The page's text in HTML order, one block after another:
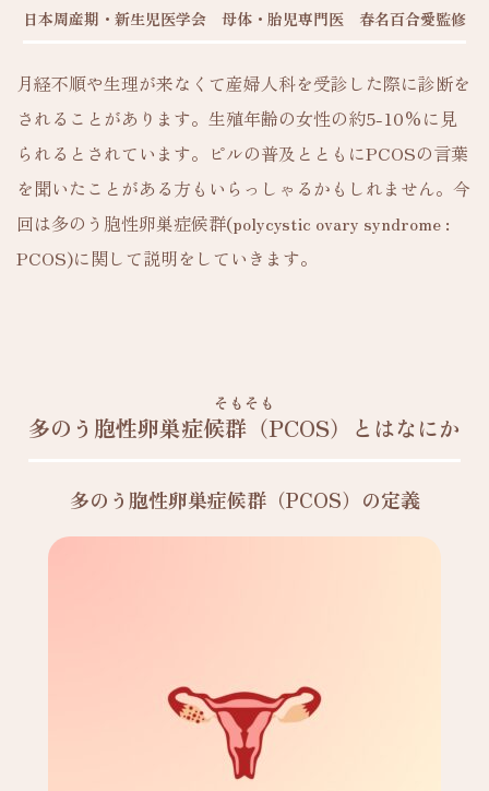
日本周産期・新生児医学会 母体・胎児専門医 春名百合愛監修
月経不順や生理が来なくて産婦人科を受診した際に診断を
されることがあります。生殖年齢の女性の約5-10%に見
られるとされています。ピルの普及とともにPCOSの言葉
を聞いたことがある方もいらっしゃるかもしれません。今
回は多のう胞性卵巣症候群(polycystic ovary syndrome :
PCOS)に関して説明をしていきます。
そもそも
多のう胞性卵巣症候群（PCOS）とはなにか
多のう胞性卵巣症候群（PCOS）の定義